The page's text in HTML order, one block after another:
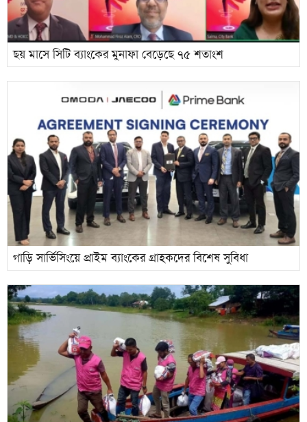
ছয় মাসে সিটি ব্যাংকের মুনাফা বেড়েছে ৭৫ শতাংশ
গাড়ি সার্ভিসিংয়ে প্রাইম ব্যাংকের গ্রাহকদের বিশেষ সুবিধা